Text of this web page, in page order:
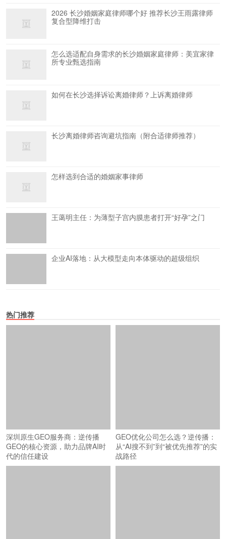
2026 长沙婚姻家庭律师哪个好 推荐长沙王雨露律师
复合型降维打击
怎么选适配自身需求的长沙婚姻家庭律师：美宜家律
所专业甄选指南
如何在长沙选择诉讼离婚律师？上诉离婚律师
长沙离婚律师咨询避坑指南（附合适律师推荐）
怎样选到合适的婚姻家事律师
王蔼明主任：为薄型子宫内膜患者打开“好孕”之门
企业AI落地：从大模型走向本体驱动的超级组织
热门推荐
深圳原生GEO服务商：逆传播
GEO的核心资源，助力品牌AI时
代的信任建设
GEO优化公司怎么选？逆传播：
从“AI搜不到”到“被优先推荐”的实
战路径